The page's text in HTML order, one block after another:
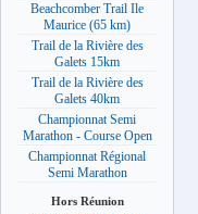
Beachcomber Trail Ile
Maurice (65 km)
Trail de la Rivière des
Galets 15km
Trail de la Rivière des
Galets 40km
Championnat Semi
Marathon - Course Open
Championnat Régional
Semi Marathon
Hors Réunion